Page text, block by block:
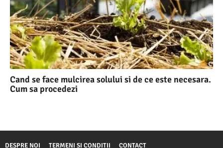
Cand se face mulcirea solului si de ce este necesara.
Cum sa procedezi
DESPRE NOI TERMENI SI CONDITII CONTACT